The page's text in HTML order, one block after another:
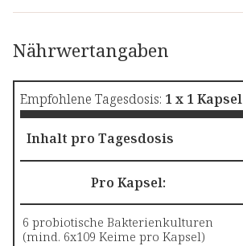
Nährwertangaben
Empfohlene Tagesdosis: 1 x 1 Kapsel
Inhalt pro Tagesdosis
Pro Kapsel:
6 probiotische Bakterienkulturen
(mind. 6x109 Keime pro Kapsel)